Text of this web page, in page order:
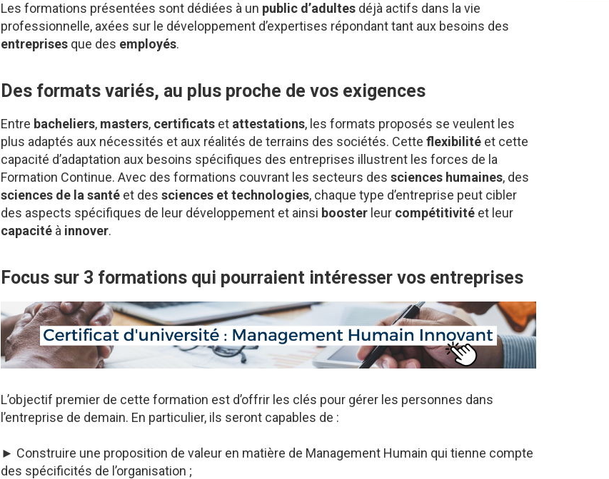
Les formations présentées sont dédiées à un public d’adultes déjà actifs dans la vie
professionnelle, axées sur le développement d’expertises répondant tant aux besoins des
entreprises que des employés.
Des formats variés, au plus proche de vos exigences
Entre bacheliers, masters, certificats et attestations, les formats proposés se veulent les
plus adaptés aux nécessités et aux réalités de terrains des sociétés. Cette flexibilité et cette
capacité d’adaptation aux besoins spécifiques des entreprises illustrent les forces de la
Formation Continue. Avec des formations couvrant les secteurs des sciences humaines, des
sciences de la santé et des sciences et technologies, chaque type d’entreprise peut cibler
des aspects spécifiques de leur développement et ainsi booster leur compétitivité et leur
capacité à innover.
Focus sur 3 formations qui pourraient intéresser vos entreprises
L’objectif premier de cette formation est d’offrir les clés pour gérer les personnes dans
l’entreprise de demain. En particulier, ils seront capables de :
► Construire une proposition de valeur en matière de Management Humain qui tienne compte
des spécificités de l’organisation ;